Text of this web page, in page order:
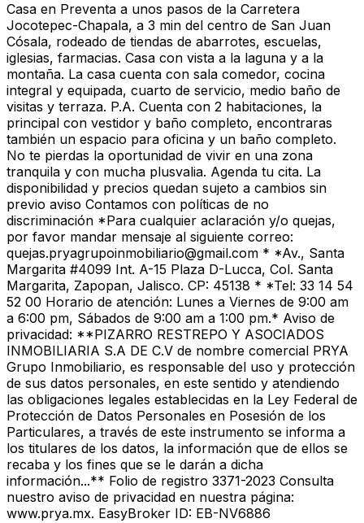
Casa en Preventa a unos pasos de la Carretera
Jocotepec-Chapala, a 3 min del centro de San Juan
Cósala, rodeado de tiendas de abarrotes, escuelas,
iglesias, farmacias. Casa con vista a la laguna y a la
montaña. La casa cuenta con sala comedor, cocina
integral y equipada, cuarto de servicio, medio baño de
visitas y terraza. P.A. Cuenta con 2 habitaciones, la
principal con vestidor y baño completo, encontraras
también un espacio para oficina y un baño completo.
No te pierdas la oportunidad de vivir en una zona
tranquila y con mucha plusvalia. Agenda tu cita. La
disponibilidad y precios quedan sujeto a cambios sin
previo aviso Contamos con políticas de no
discriminación *Para cualquier aclaración y/o quejas,
por favor mandar mensaje al siguiente correo:
quejas.pryagrupoinmobiliario@gmail.com * *Av., Santa
Margarita #4099 Int. A-15 Plaza D-Lucca, Col. Santa
Margarita, Zapopan, Jalisco. CP: 45138 * *Tel: 33 14 54
52 00 Horario de atención: Lunes a Viernes de 9:00 am
a 6:00 pm, Sábados de 9:00 am a 1:00 pm.* Aviso de
privacidad: **PIZARRO RESTREPO Y ASOCIADOS
INMOBILIARIA S.A DE C.V de nombre comercial PRYA
Grupo Inmobiliario, es responsable del uso y protección
de sus datos personales, en este sentido y atendiendo
las obligaciones legales establecidas en la Ley Federal de
Protección de Datos Personales en Posesión de los
Particulares, a través de este instrumento se informa a
los titulares de los datos, la información que de ellos se
recaba y los fines que se le darán a dicha
información...** Folio de registro 3371-2023 Consulta
nuestro aviso de privacidad en nuestra página:
www.prya.mx. EasyBroker ID: EB-NV6886